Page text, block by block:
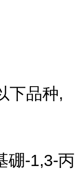
下品种,
硼-1,3-丙